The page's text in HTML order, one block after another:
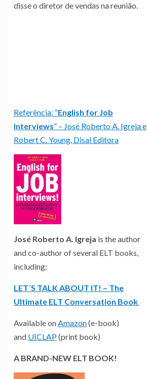
disse o diretor de vendas na reunião.
Referência: “English for Job
Interviews” – José Roberto A. Igreja e
Robert C. Young, Disal Editora
José Roberto A. Igreja is the author
and co-author of several ELT books,
including:
LET´S TALK ABOUT IT! – The
Ultimate ELT Conversation Book
Available on Amazon(e-book)
and UICLAP(print book)
A BRAND-NEW ELT BOOK!